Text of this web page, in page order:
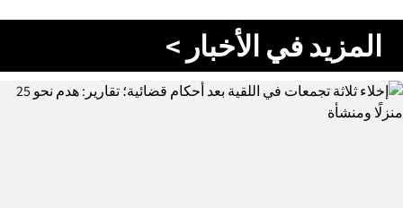
المزيد في الأخبار >